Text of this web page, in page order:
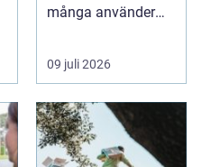
många använder
praktiska och
snygga so...
09 juli 2026